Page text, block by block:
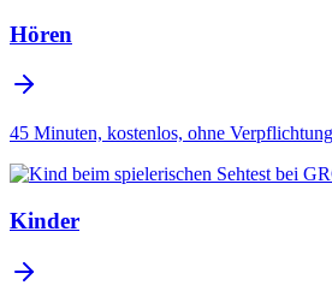
Hören
45 Minuten, kostenlos, ohne
Kinder